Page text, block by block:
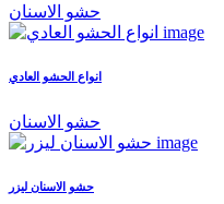
حشو الاسنان
انواع الحشو العادي
حشو الاسنان
حشو الاسنان ليزر